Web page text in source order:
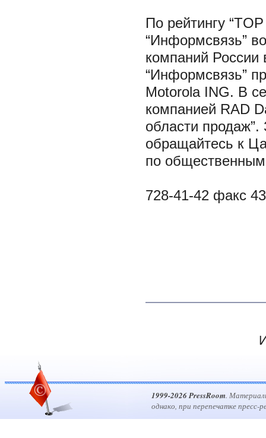
По рейтингу
“Информсвязь”
компаний России
“Информсвязь”
Motorola ING. В
компанией RAD
области
обращайтесь к
по
728-41-42 факс
1999-2026 PressRoom.
однако, при перепечатке пресс-